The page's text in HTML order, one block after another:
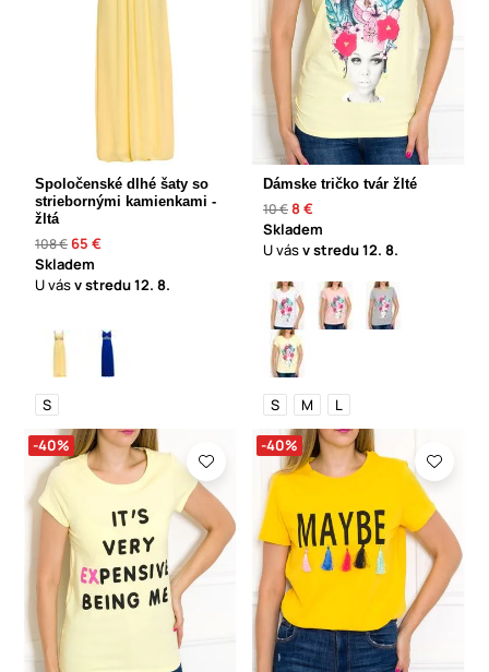
Spoločenské dlhé šaty so
striebornými kamienkami -
žltá
108 € 65 €
Skladem
U vásv stredu12. 8.
S
Dámske tričko tvár žlté
10 €8 €
Skladem
U vásv stredu12. 8.
S M L
-40% -40%